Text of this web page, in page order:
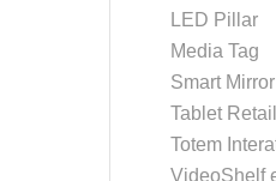
LED Pillar
Media Tag
Smart Mirror
Tablet Retail
Totem
VideoShelf